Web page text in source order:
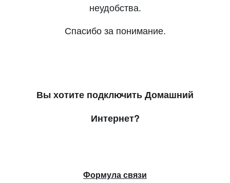
неудобства.
Спасибо за понимание.
Вы хотите подключить Домашний
Интернет?
Формула связи